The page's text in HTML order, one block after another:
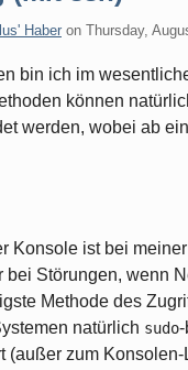
Haber on Thursday,
bin ich im
können
werden, wobei ab
Konsole ist bei
bei Störungen, wenn
Methode des
natürlich sudo-
(außer zum